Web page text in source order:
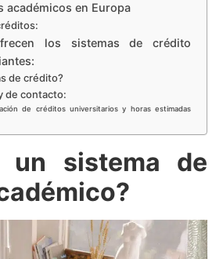
académicos en Europa
los sistemas de crédito
de crédito?
de contacto:
de créditos universitarios y horas estimadas
un sistema de